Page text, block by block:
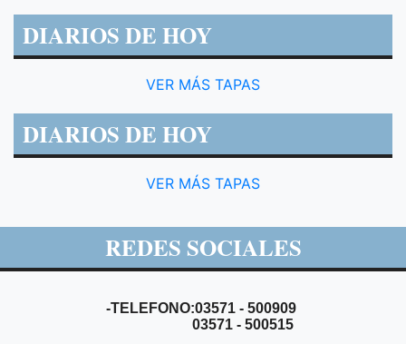
DIARIOS DE HOY
VER MÁS TAPAS
DIARIOS DE HOY
VER MÁS TAPAS
REDES SOCIALES
-TELEFONO:03571 - 500909
03571 - 500515